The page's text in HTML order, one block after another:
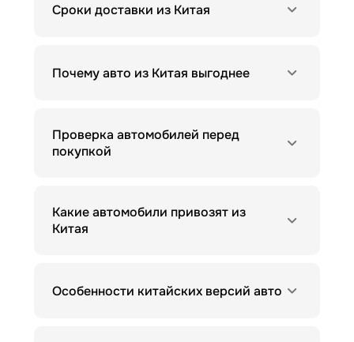
Сроки доставки из Китая
Почему авто из Китая выгоднее
Проверка автомобилей перед
покупкой
Какие автомобили привозят из
Китая
Особенности китайских версий авто